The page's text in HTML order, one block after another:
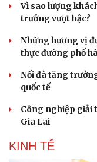
Vì sao lượng
trưởng vượt bậc?
Những hương vị
thực đường phố
Nối đà tăng
quốc tế
Công nghiệp giải
Gia Lai
KINH TẾ